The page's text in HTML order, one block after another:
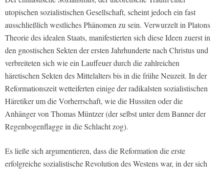
utopischen sozialistischen Gesellschaft, scheint jedoch ein fast
ausschließlich westliches Phänomen zu sein. Verwurzelt in Platons
Theorie des idealen Staats, manifestierten sich diese Ideen zuerst in
den gnostischen Sekten der ersten Jahrhunderte nach Christus und
verbreiteten sich wie ein Lauffeuer durch die zahlreichen
häretischen Sekten des Mittelalters bis in die frühe Neuzeit. In der
Reformationszeit wetteiferten einige der radikalsten sozialistischen
Häretiker um die Vorherrschaft, wie die Hussiten oder die
Anhänger von Thomas Müntzer (der selbst unter dem Banner der
Regenbogenflagge in die Schlacht zog).
Es ließe sich argumentieren, dass die Reformation die erste
erfolgreiche sozialistische Revolution des Westens war, in der sich